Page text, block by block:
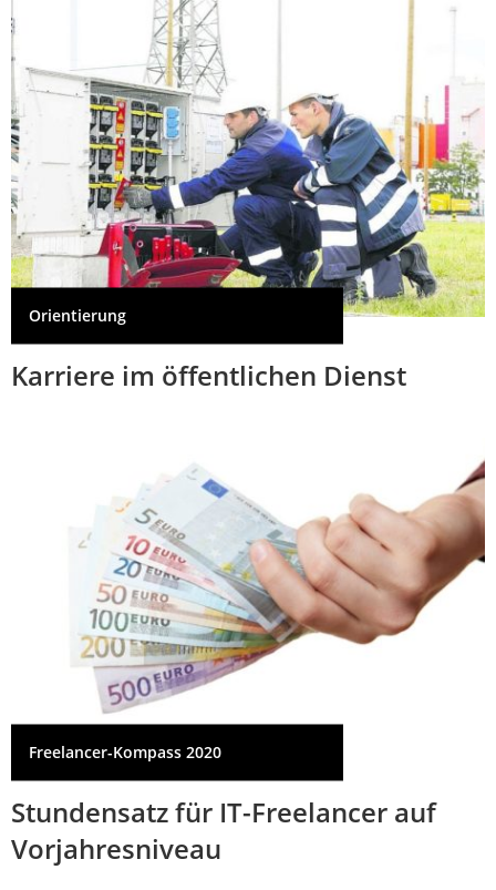
Orientierung
Karriere im öffentlichen Dienst
Freelancer-Kompass 2020
Stundensatz für IT-Freelancer auf
Vorjahresniveau